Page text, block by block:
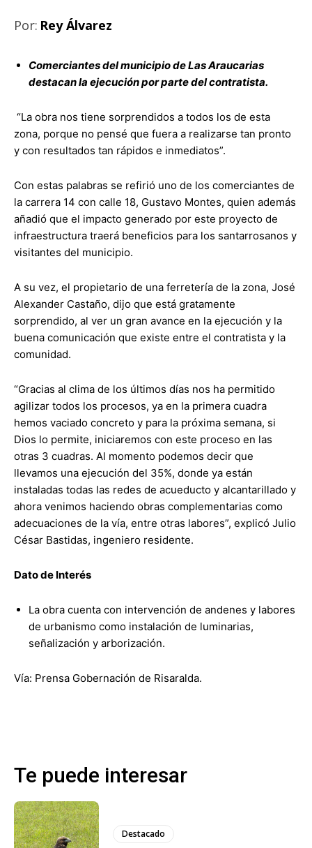
Por: Rey Álvarez
Comerciantes del municipio de Las Araucarias
destacan la ejecución por parte del contratista.
“La obra nos tiene sorprendidos a todos los de esta
zona, porque no pensé que fuera a realizarse tan pronto
y con resultados tan rápidos e inmediatos”.
Con estas palabras se refirió uno de los comerciantes de
la carrera 14 con calle 18, Gustavo Montes, quien además
añadió que el impacto generado por este proyecto de
infraestructura traerá beneficios para los santarrosanos y
visitantes del municipio.
A su vez, el propietario de una ferretería de la zona, José
Alexander Castaño, dijo que está gratamente
sorprendido, al ver un gran avance en la ejecución y la
buena comunicación que existe entre el contratista y la
comunidad.
“Gracias al clima de los últimos días nos ha permitido
agilizar todos los procesos, ya en la primera cuadra
hemos vaciado concreto y para la próxima semana, si
Dios lo permite, iniciaremos con este proceso en las
otras 3 cuadras. Al momento podemos decir que
llevamos una ejecución del 35%, donde ya están
instaladas todas las redes de acueducto y alcantarillado y
ahora venimos haciendo obras complementarias como
adecuaciones de la vía, entre otras labores”, explicó Julio
César Bastidas, ingeniero residente.
Dato de Interés
La obra cuenta con intervención de andenes y labores
de urbanismo como instalación de luminarias,
señalización y arborización.
Vía: Prensa Gobernación de Risaralda.
Te puede interesar
Destacado